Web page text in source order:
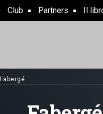
Club Partners Il
Fabergé